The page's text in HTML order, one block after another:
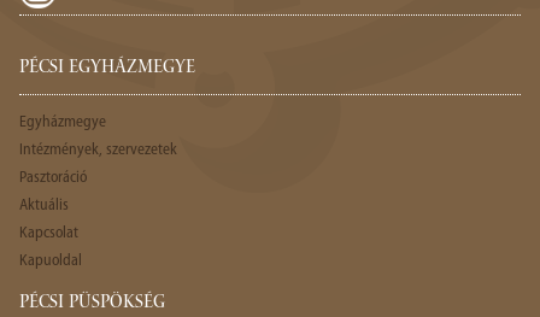
PÉCSI EGYHÁZMEGYE
Egyházmegye
Intézmények, szervezetek
Pasztoráció
Aktuális
Kapcsolat
Kapuoldal
PÉCSI PÜSPÖKSÉG